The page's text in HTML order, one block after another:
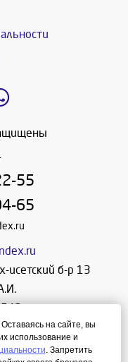
55
65
исетский б-р 13
30 до 19-30
на сайте, вы
использование и
. Запретить